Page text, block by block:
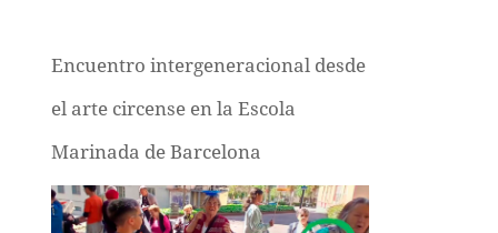
Encuentro intergeneracional desde
el arte circense en la Escola
Marinada de Barcelona